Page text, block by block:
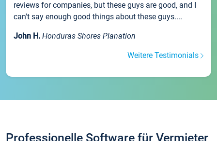
reviews for companies, but these guys are good, and I
can't say enough good things about these guys....
John H. Honduras Shores Planation
Weitere Testimonials
Professionelle Software für Vermieter